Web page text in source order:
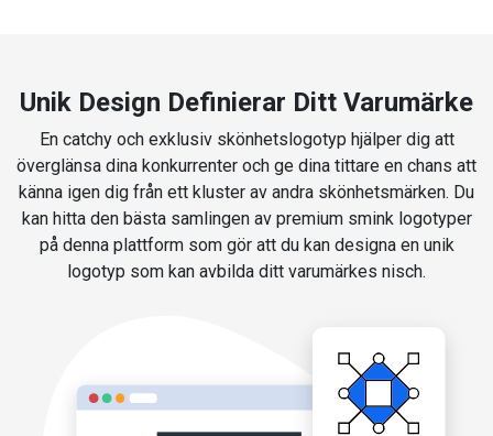
Unik Design Definierar Ditt Varumärke
En catchy och exklusiv skönhetslogotyp hjälper dig att
överglänsa dina konkurrenter och ge dina tittare en chans att
känna igen dig från ett kluster av andra skönhetsmärken. Du
kan hitta den bästa samlingen av premium smink logotyper
på denna plattform som gör att du kan designa en unik
logotyp som kan avbilda ditt varumärkes nisch.